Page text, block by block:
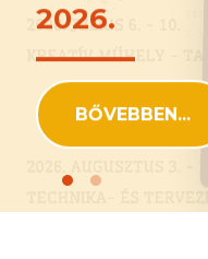
2026.
BŐVEBBEN...